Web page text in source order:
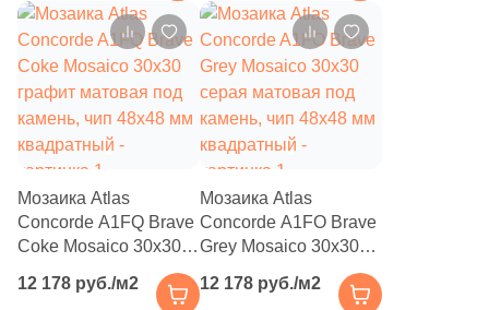
Infinity Ceramica ( 153)
Inter Gres (101)
Isla (24)
Itaca (15)
Italgraniti (204
Italica Tiles ( 46)
Italon (Италон) ( 892)
Мозаика Atlas
Concorde A1FQ Brave
Coke Mosaico 30x30
графит матовая под
камень, чип 48х48 мм
12 178 руб./м2
Мозаика Atlas
Concorde A1FO Brave
Grey Mosaico 30x30
серая матовая под
камень, чип 48х48 мм
12 178 руб./м2